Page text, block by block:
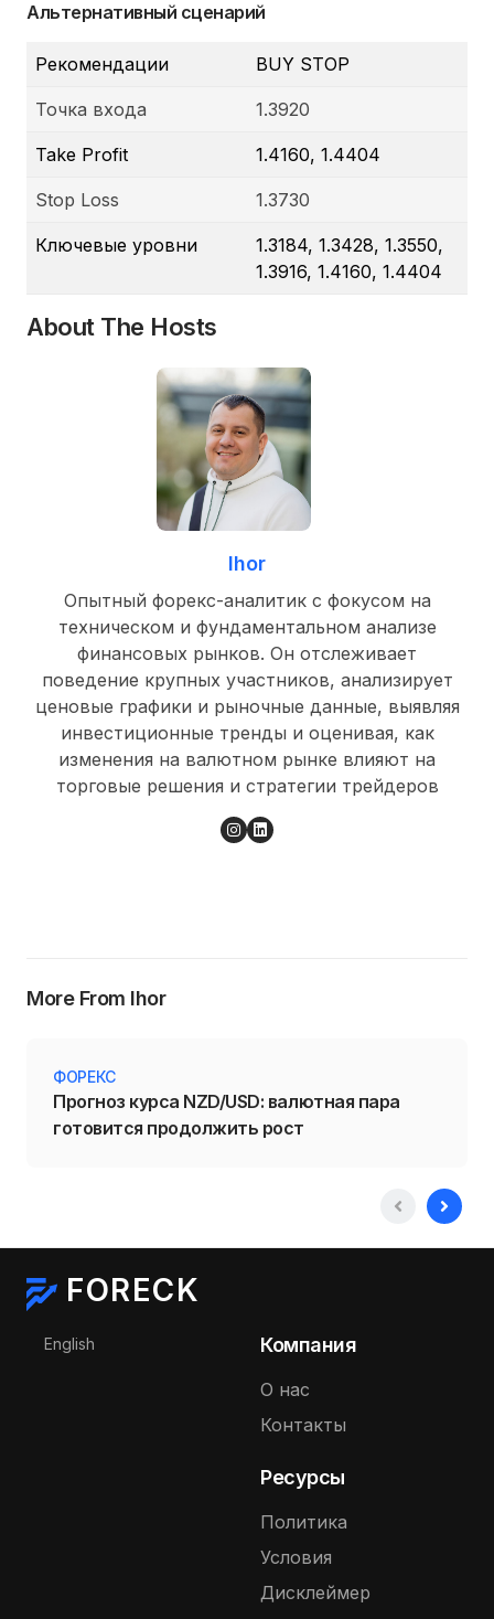
Альтернативный сценарий
Рекомендации BUY STOP
Точка входа 1.3920
Take Profit 1.4160, 1.4404
Stop Loss 1.3730
Ключевые уровни
1.3184, 1.3428, 1.3550,
1.3916, 1.4160, 1.4404
About The Hosts
Ihor
Опытный форекс-аналитик с фокусом на
техническом и фундаментальном анализе
финансовых рынков. Он отслеживает
поведение крупных участников, анализирует
ценовые графики и рыночные данные, выявляя
инвестиционные тренды и оценивая, как
изменения на валютном рынке влияют на
торговые решения и стратегии трейдеров
More From Ihor
ФОРЕКС
Прогноз курса NZD/USD: валютная пара
готовится продолжить рост
FORECK
Выберите язык
English Компания
О нас
Контакты
Ресурсы
Политика
Условия
Дисклеймер